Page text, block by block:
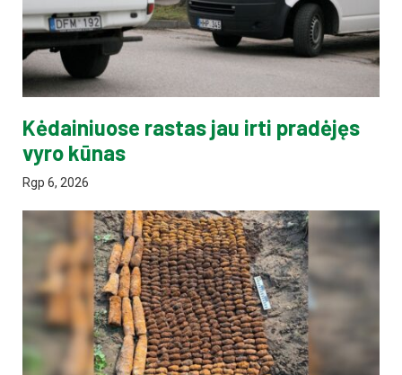
Kėdainiuose rastas jau irti pradėjęs
vyro kūnas
Rgp 6, 2026